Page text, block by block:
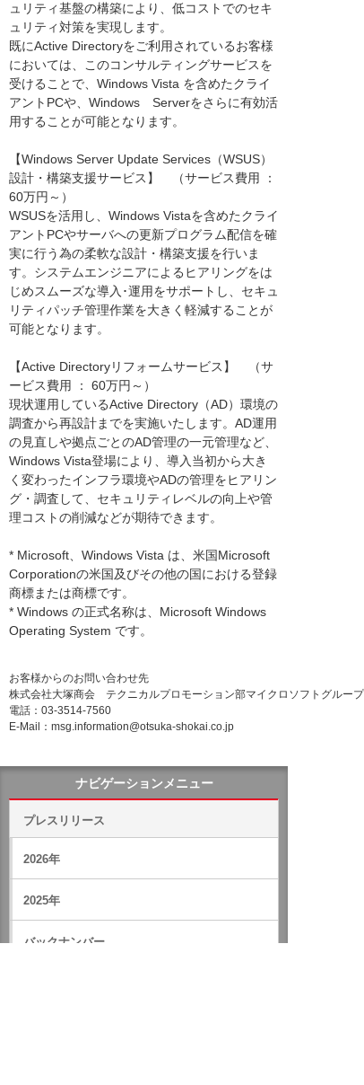
ュリティ基盤の構築により、低コストでのセキ
ュリティ対策を実現します。
既にActive Directoryをご利用されているお客様
においては、このコンサルティングサービスを
受けることで、Windows Vista を含めたクライ
アントPCや、Windows Serverをさらに有効活
用することが可能となります。
【Windows Server Update Services（WSUS）
設計・構築支援サービス】 （サービス費用 ：
60万円～）
WSUSを活用し、Windows Vistaを含めたクライ
アントPCやサーバへの更新プログラム配信を確
実に行う為の柔軟な設計・構築支援を行いま
す。システムエンジニアによるヒアリングをは
じめスムーズな導入･運用をサポートし、セキュ
リティパッチ管理作業を大きく軽減することが
可能となります。
【Active Directoryリフォームサービス】 （サ
ービス費用 ： 60万円～）
現状運用しているActive Directory（AD）環境の
調査から再設計までを実施いたします。AD運用
の見直しや拠点ごとのAD管理の一元管理など、
Windows Vista登場により、導入当初から大き
く変わったインフラ環境やADの管理をヒアリン
グ・調査して、セキュリティレベルの向上や管
理コストの削減などが期待できます。
* Microsoft、Windows Vista は、米国Microsoft
Corporationの米国及びその他の国における登録
商標または商標です。
* Windows の正式名称は、Microsoft Windows
Operating System です。
お客様からのお問い合わせ先
株式会社大塚商会 テクニカルプロモーション部マイクロソフトグループ
電話：03-3514-7560
E-Mail：msg.information@otsuka-shokai.co.jp
ナビゲーションメニュー
プレスリリース
2026年
2025年
バックナンバー